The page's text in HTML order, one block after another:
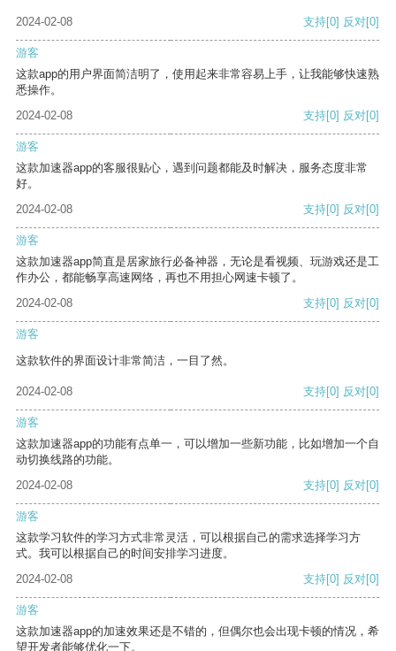
2024-02-08 支持[0] 反对[0]
游客
这款app的用户界面简洁明了，使用起来非常容易上手，让我能够快速熟
悉操作。
2024-02-08
支持[0] 反对[0]
游客
这款加速器app的客服很贴心，遇到问题都能及时解决，服务态度非常
好。
2024-02-08
支持[0] 反对[0]
游客
这款加速器app简直是居家旅行必备神器，无论是看视频、玩游戏还是工
作办公，都能畅享高速网络，再也不用担心网速卡顿了。
2024-02-08
支持[0] 反对[0]
游客
这款软件的界面设计非常简洁，一目了然。
2024-02-08 支持[0] 反对[0]
游客
这款加速器app的功能有点单一，可以增加一些新功能，比如增加一个自
动切换线路的功能。
2024-02-08
支持[0] 反对[0]
游客
这款学习软件的学习方式非常灵活，可以根据自己的需求选择学习方
式。我可以根据自己的时间安排学习进度。
2024-02-08
支持[0] 反对[0]
游客
这款加速器app的加速效果还是不错的，但偶尔也会出现卡顿的情况，希
望开发者能够优化一下。